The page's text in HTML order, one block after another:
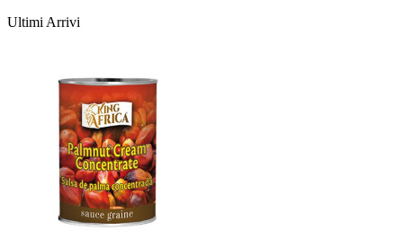
Ultimi Arrivi